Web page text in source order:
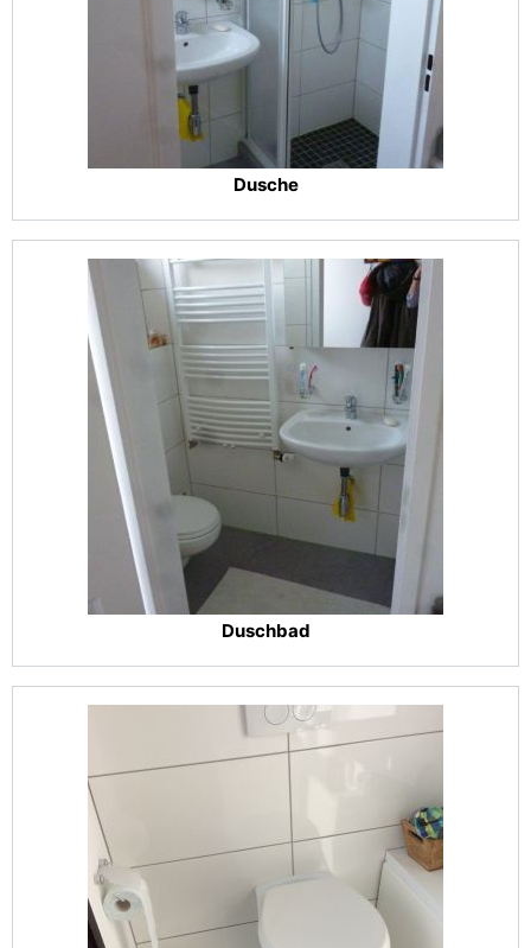
Dusche
Duschbad